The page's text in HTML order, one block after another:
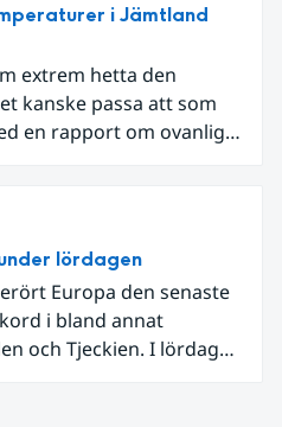
i Jämtland
extrem hetta den
kanske passa att som
en rapport om ovanligt
lördagen
Europa den senaste
i bland annat
och Tjeckien. I lördags